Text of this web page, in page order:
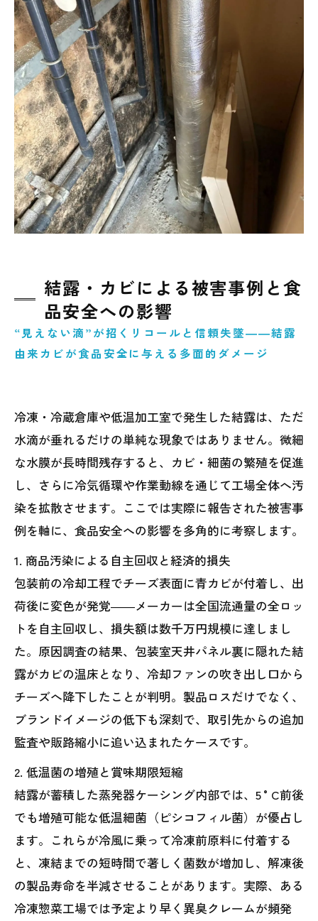
結露・カビによる被害事例と食
品安全への影響
“見えない滴”が招くリコールと信頼失墜――結露
由来カビが食品安全に与える多面的ダメージ
冷凍・冷蔵倉庫や低温加工室で発生した結露は、ただ
水滴が垂れるだけの単純な現象ではありません。微細
な水膜が長時間残存すると、カビ・細菌の繁殖を促進
し、さらに冷気循環や作業動線を通じて工場全体へ汚
染を拡散させます。ここでは実際に報告された被害事
例を軸に、食品安全への影響を多角的に考察します。
1. 商品汚染による自主回収と経済的損失
包装前の冷却工程でチーズ表面に青カビが付着し、出
荷後に変色が発覚――メーカーは全国流通量の全ロッ
トを自主回収し、損失額は数千万円規模に達しまし
た。原因調査の結果、包装室天井パネル裏に隠れた結
露がカビの温床となり、冷却ファンの吹き出し口から
チーズへ降下したことが判明。製品ロスだけでなく、
ブランドイメージの低下も深刻で、取引先からの追加
監査や販路縮小に追い込まれたケースです。
2. 低温菌の増殖と賞味期限短縮
結露が蓄積した蒸発器ケーシング内部では、5 °C前後
でも増殖可能な低温細菌（ピシコフィル菌）が優占し
ます。これらが冷風に乗って冷凍前原料に付着する
と、凍結までの短時間で著しく菌数が増加し、解凍後
の製品寿命を半減させることがあります。実際、ある
冷凍惣菜工場では予定より早く異臭クレームが頻発